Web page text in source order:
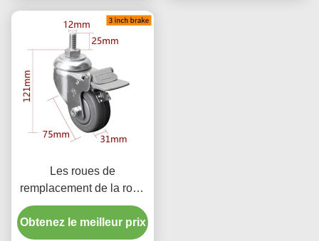
Les roues de
remplacement de la roue
à rouleaux de 3 pouces
75 mm
Obtenez le meilleur prix